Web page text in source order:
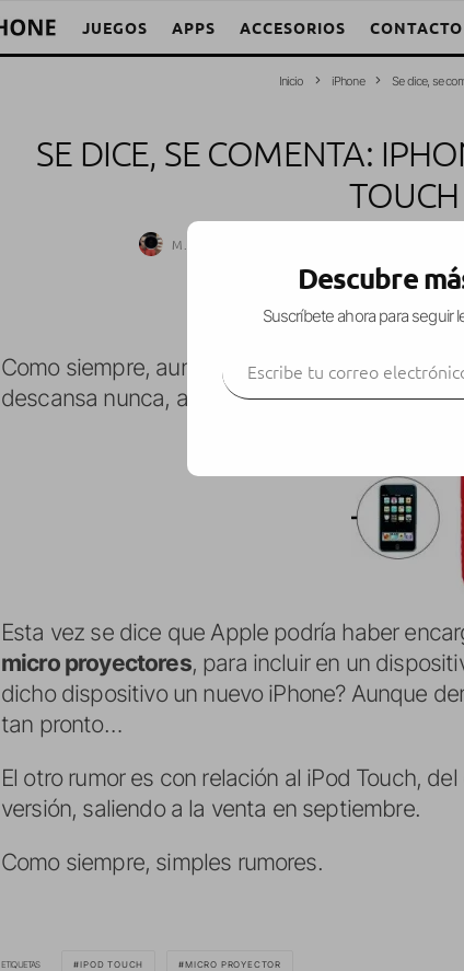
JUEGOS APPS ACCESORIOS CONTACTO
Inicio iPhone Se dice, se
SE DICE, SE COMENTA:
M. Alejandro W. García Fuentes (Esfera)
Como siempre, aunque recientemente haya
descansa nunca, así que continuamos con
Esta vez se dice que Apple podría haber
micro proyectores, para incluir en un
dicho dispositivo un nuevo iPhone? Aunque
tan pronto…
El otro rumor es con relación al iPod Touch,
versión, saliendo a la venta en septiembre.
Como siempre, simples rumores.
ETIQUETAS IPOD TOUCH MICRO PROYECTOR
Descubre
Suscríbete ahora para seguir